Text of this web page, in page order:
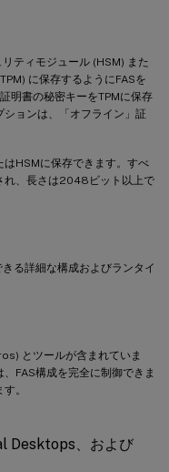
ティモジュール (HSM) また
に保存するようにFASを
明書の秘密キーをTPMに保存
ョンは、「オフライン」証
はHSMに保存できます。すべ
れ、長さは2048ビット以上で
る詳細な構成およびランタイ
とツールが含まれていま
FAS構成を完全に制御できま
。
、および